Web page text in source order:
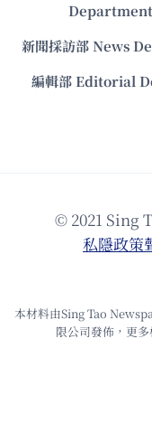
Department
新聞採訪部 News
編輯部 Editorial
© 2021 Sing
私隱政策
本材料由Sing Tao
限公司發佈，更